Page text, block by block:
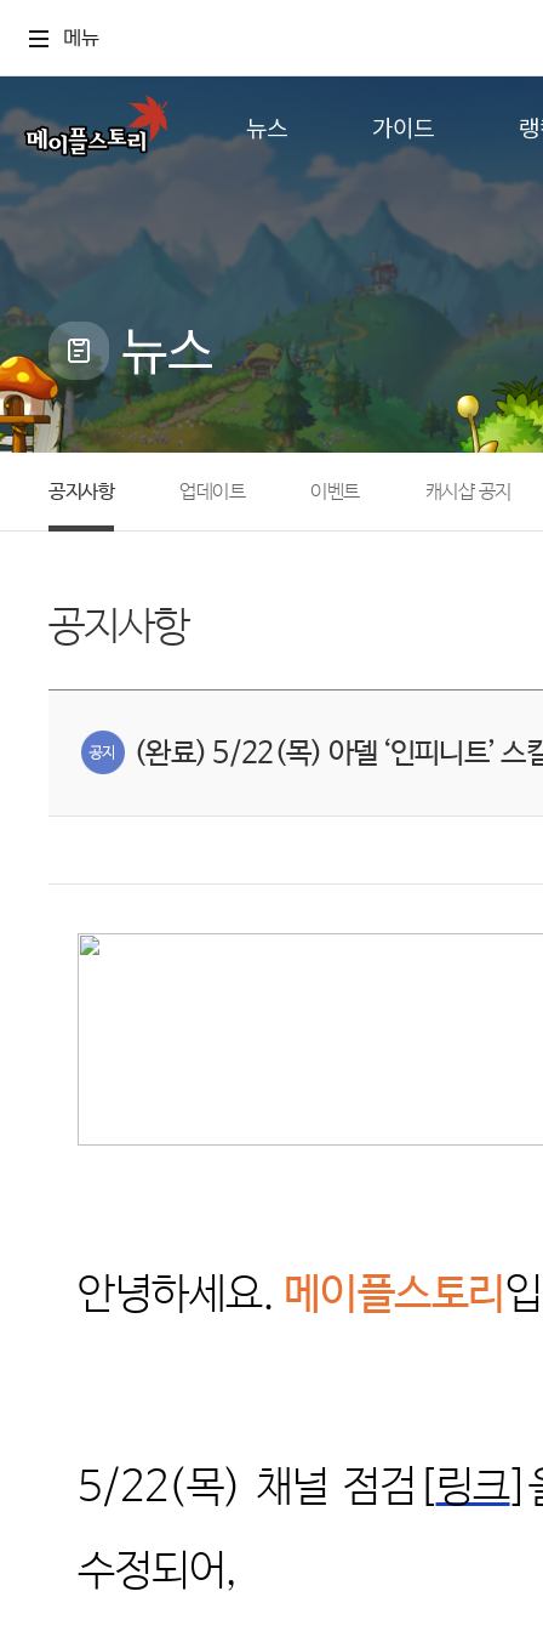
메뉴
뉴스
공지사항
업데이트
캐시샵 공지
메이플 알림판
with maple
가이드
게임정보
직업소개
확률형 아이템
NEXON NOW
뉴스
공지사항 업데이트 이벤트 캐시샵 공지
공지사항
(완료) 5/22(목) 아델 ‘인피니트’ 스
안녕하세요. 메이플스토리
5/22(목) 채널 점검[ 링크]
수정되어,